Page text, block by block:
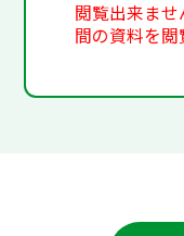
閲覧出来ませ
間の資料を閲